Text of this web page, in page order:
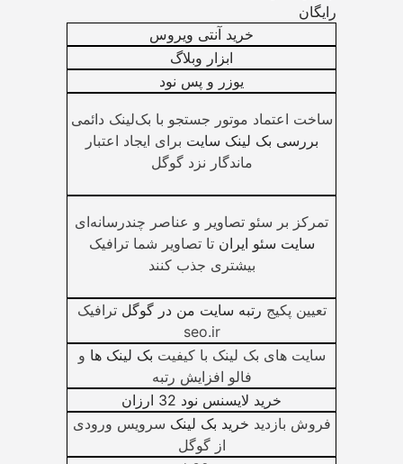
رایگان
خرید آنتی ویروس
ابزار وبلاگ
یوزر و پس نود
ساخت اعتماد موتور جستجو با بک‌لینک دائمی
بررسی بک لینک سایت برای ایجاد اعتبار
ماندگار نزد گوگل
تمرکز بر سئو تصاویر و عناصر چندرسانه‌ای
سایت سئو ایران تا تصاویر شما ترافیک
بیشتری جذب کنند
تعیین پکیج رتبه سایت من در گوگل ترافیک
seo.ir
سایت های بک لینک با کیفیت بک لینک ها و
فالو افزایش رتبه
خرید لایسنس نود 32 ارزان
فروش بازدید خرید بک لینک سرویس ورودی
از گوگل